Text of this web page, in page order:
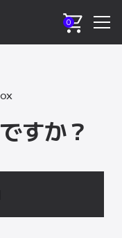
0
すか？